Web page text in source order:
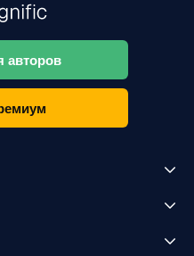
авторов